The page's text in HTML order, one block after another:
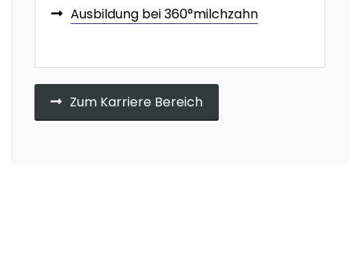
Ausbildung bei 360°milchzahn
Zum Karriere Bereich